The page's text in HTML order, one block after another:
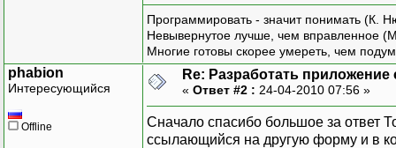
Программировать - значит понимать (К.
Невывернутое лучше, чем вправленное
Многие готовы скорее умереть, чем
phabion
Интересующийся
Offline
Re: Разработать
« Ответ #2 : 24-04-2010 07:56 »
Сначало спасибо большое за ответ
ссылающийся на другую форму и в